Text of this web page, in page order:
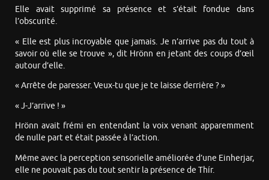
Elle avait supprimé sa présence et s’était fondue dans
l’obscurité.
« Elle est plus incroyable que jamais. Je n’arrive pas du tout à
savoir où elle se trouve », dit Hrönn en jetant des coups d’œil
autour d’elle.
« Arrête de paresser. Veux-tu que je te laisse derrière ? »
« J-J’arrive ! »
Hrönn avait frémi en entendant la voix venant apparemment
de nulle part et était passée à l’action.
Même avec la perception sensorielle améliorée d’une Einherjar,
elle ne pouvait pas du tout sentir la présence de Thír.